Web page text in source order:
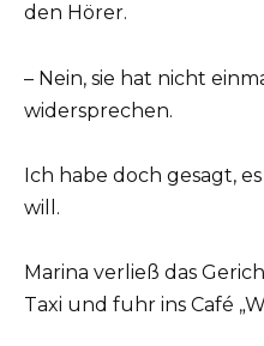
den Hörer.
– Nein, sie hat nicht
widersprechen.
Ich habe doch gesagt,
will.
Marina verließ das
Taxi und fuhr ins Café